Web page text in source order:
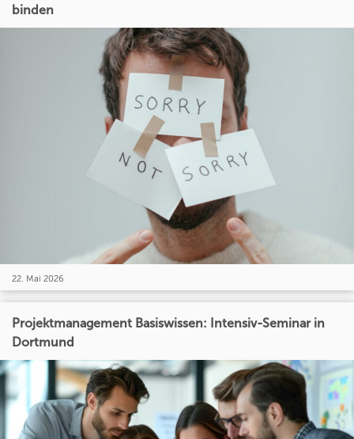
binden
22. Mai 2026
Projektmanagement Basiswissen: Intensiv-Seminar in
Dortmund